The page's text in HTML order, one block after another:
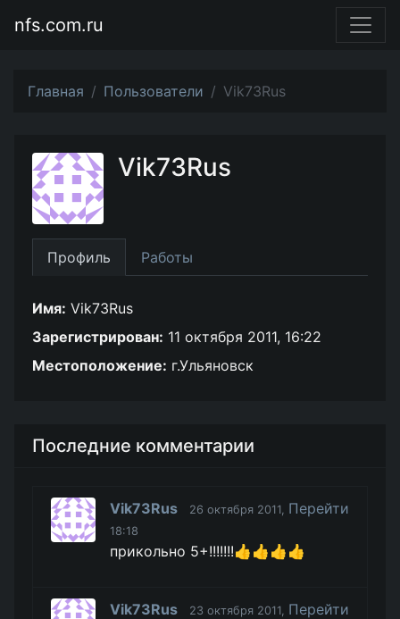
nfs.com.ru
Главная Пользователи Vik73Rus
Vik73Rus
Профиль Работы
Имя: Vik73Rus
Зарегистрирован: 11 октября 2011, 16:22
Местоположение: г.Ульяновск
Последние комментарии
Vik73Rus
26 октября 2011,
18:18
Перейти
прикольно 5+!!!!!!!👍👍👍👍
Vik73Rus
23 октября 2011, Перейти